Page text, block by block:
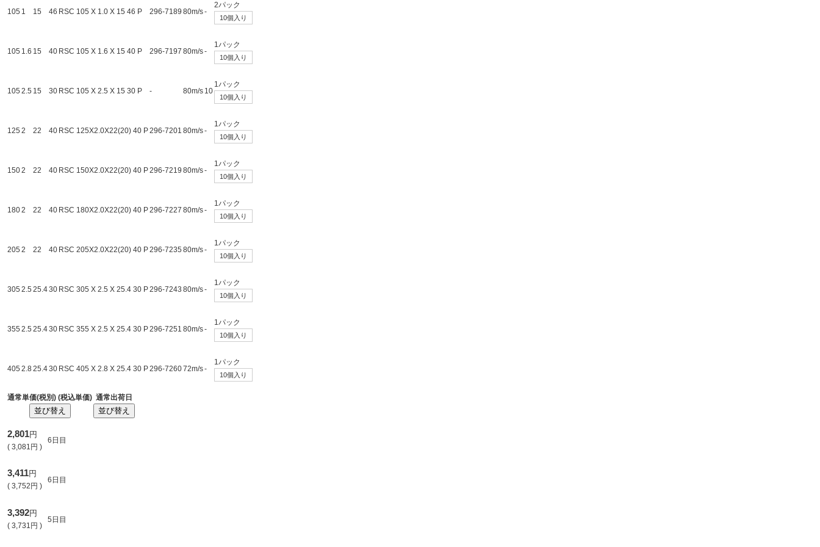
105 1 15 46 RSC 105 X 1.0 X 15 46 P 296-7189 80m/s-
2パック
10個入り
105 1.6 15 40 RSC 105 X 1.6 X 15 40 P 296-7197 80m/s-
1パック
10個入り
105 2.5 15 30 RSC 105 X 2.5 X 15 30 P - 80m/s 10
1パック
10個入り
125 2 22 40 RSC 125X2.0X22(20) 40 P296-7201 80m/s-
1パック
10個入り
1502 22 40 RSC 150X2.0X22(20) 40 P296-7219 80m/s-
1パック
10個入り
1802 22 40 RSC 180X2.0X22(20) 40 P296-7227 80m/s-
1パック
10個入り
205 2 22 40 RSC 205X2.0X22(20) 40 P296-7235 80m/s-
1パック
10個入り
305 2.5 25.430 RSC 305 X 2.5 X 25.4 30 P296-7243 80m/s-
1パック
10個入り
355 2.5 25.430 RSC 355 X 2.5 X 25.4 30 P296-7251 80m/s-
1パック
10個入り
405 2.825.430 RSC 405 X 2.8 X 25.4 30 P296-726072m/s-
1パック
10個入り
通常単価(税別) (税込単価)
並び替え
通常出荷日
並び替え
2,801円
( 3,081 円 )
6日目
3,411円
( 3,752円 )
6日目
3,392円
( 3,731 円 )
5日目